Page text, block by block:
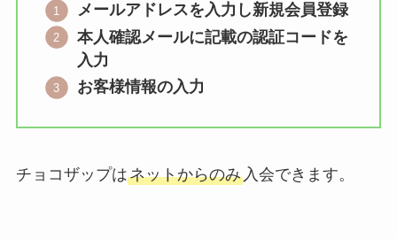
メールアドレスを入力し新規会員登録
本人確認メールに記載の認証コードを
入力
お客様情報の入力
チョコザップはネットからのみ入会できます。